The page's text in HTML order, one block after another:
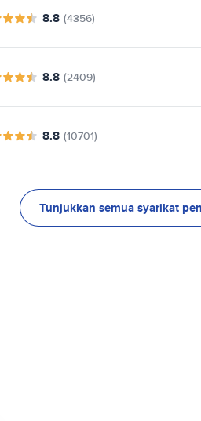
8.8 (4356)
8.8 (2409)
8.8 (10701)
Tunjukkan semua syarikat